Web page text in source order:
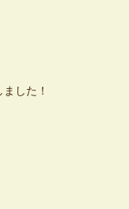
した！